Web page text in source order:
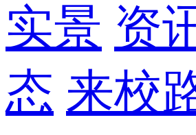
实景 资
态 来校